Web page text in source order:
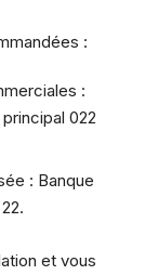
:
:
022
: Banque
et vous